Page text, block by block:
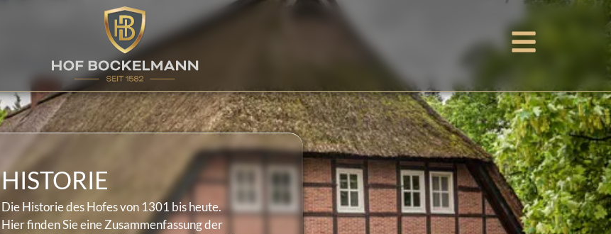
HISTORIE
Die Historie des Hofes von 1301 bis heute.
Hier finden Sie eine Zusammenfassung der